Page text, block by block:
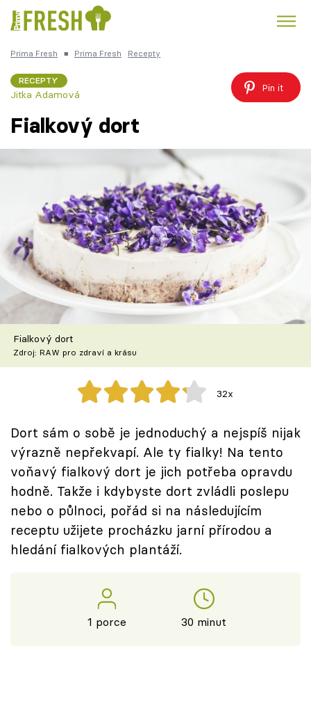
Česká kuchyně
Recepty
Články
TV Program
Škola vaření
Recepty z TV
Speciál: Cuketa
Těhotnej kuchař
Sledujte prima+
Přihlášení
Sledujte nás
Prima Fresh ■ Prima Fresh Recepty
RECEPTY
Jitka Adamová
Pin it
Fialkový dort
Fialkový dort
Zdroj: RAW pro zdraví a krásu
32x
Dort sám o sobě je jednoduchý a nejspíš nijak
výrazně nepřekvapí. Ale ty fialky! Na tento
voňavý fialkový dort je jich potřeba opravdu
hodně. Takže i kdybyste dort zvládli poslepu
nebo o půlnoci, pořád si na následujícím
receptu užijete procházku jarní přírodou a
hledání fialkových plantáží.
1 porce 30 minut